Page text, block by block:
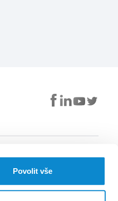
Povolit vše
Aplikace EUC
chodit za lékařem, když
se chcete objednat.